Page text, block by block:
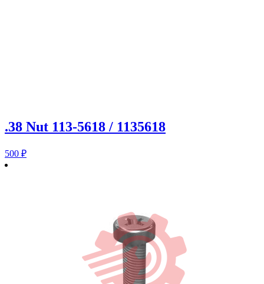
.38 Nut 113-5618 / 1135618
500 ₽